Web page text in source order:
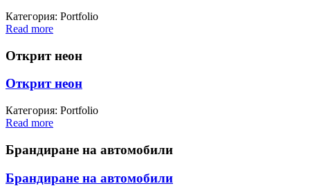
Категория: Portfolio
Read more
Открит неон
Открит неон
Категория: Portfolio
Read more
Брандиране на автомобили
Брандиране на автомобили